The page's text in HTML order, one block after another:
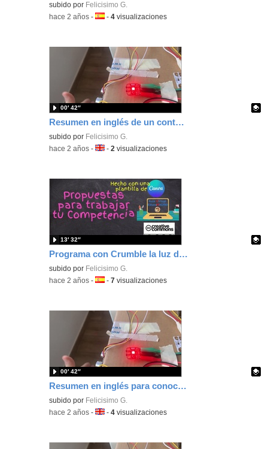
Contenido educativo.
subido por Felicisimo G.
-hace 2 años -Idioma:
-4 visualizaciones
Resumen en inglés de un contador de aforo programado con Crumble.
Contenido educativo.
subido por Felicisimo G.
00′ 42″
-hace 2 años -Idioma:
-2 visualizaciones
Programa con Crumble la luz de aviso de plaza de aparcamiento vacía
Contenido educativo.
subido por Felicisimo G.
13′ 32″
-hace 2 años -Idioma:
-7 visualizaciones
Resumen en inglés para conocer el aforo de un local.
Contenido educativo.
subido por Felicisimo G.
00′ 42″
-hace 2 años -Idioma:
-4 visualizaciones